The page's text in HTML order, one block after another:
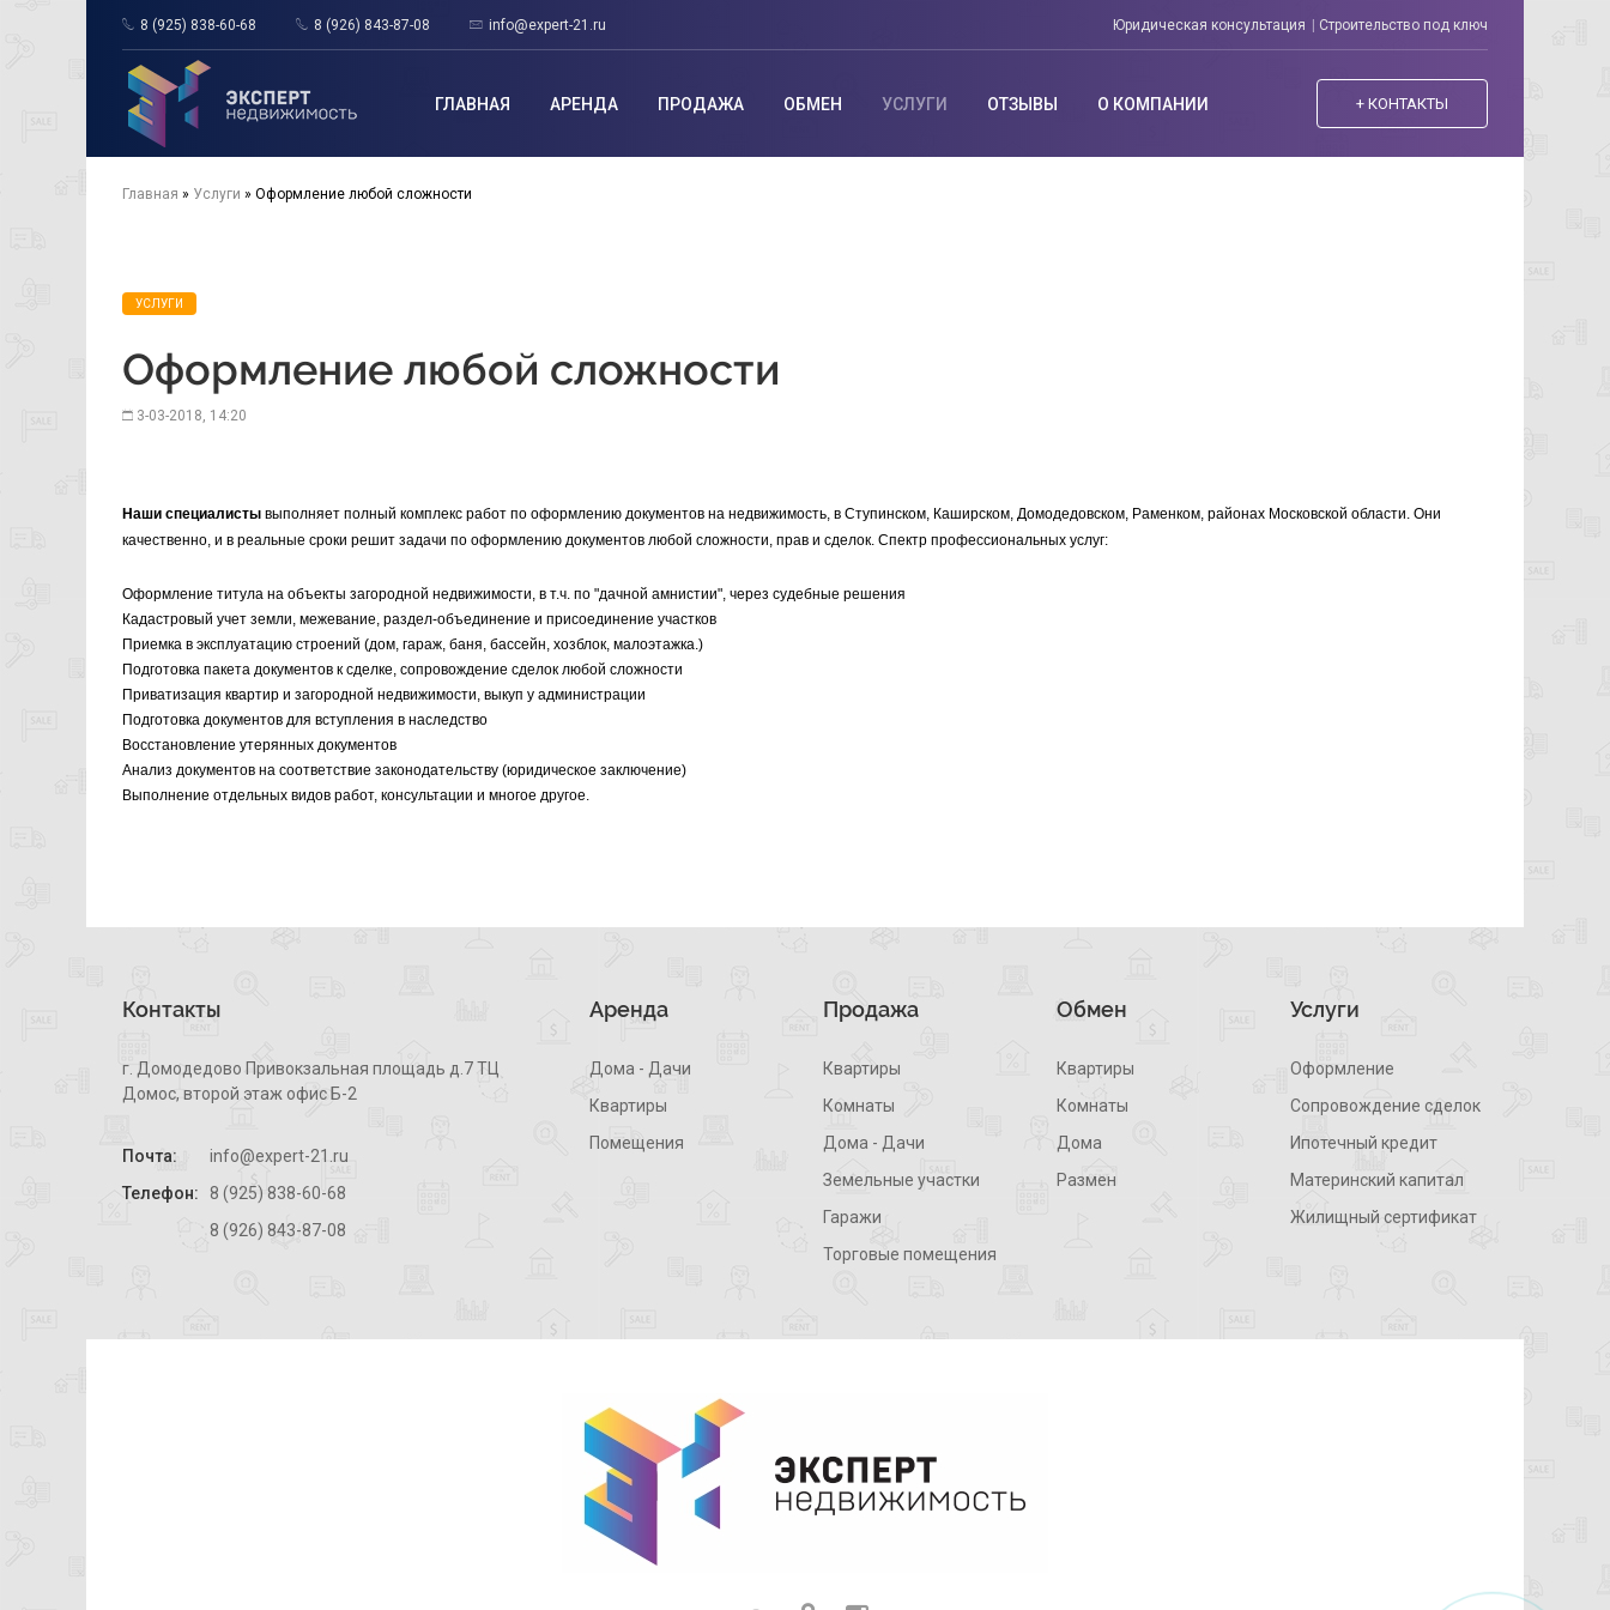
8 (925) 838-60-68 8 (926) 843-87-08 info@expert-21.ru Юридическая консультация Строительство под ключ
Эксперт
Недвижимость
ГЛАВНАЯ АРЕНДА ПРОДАЖА ОБМЕН УСЛУГИ ОТЗЫВЫ О КОМПАНИИ + КОНТАКТЫ
Главная » Услуги » Оформление любой сложности
УСЛУГИ
Оформление любой сложности
3-03-2018, 14:20
Наши специалисты выполняет полный комплекс работ по оформлению документов на недвижимость, в Ступинском, Каширском, Домодедовском, Раменком, районах Московской области. Они
качественно, и в реальные сроки решит задачи по оформлению документов любой сложности, прав и сделок. Спектр профессиональных услуг:
Оформление титула на объекты загородной недвижимости, в т.ч. по "дачной амнистии", через судебные решения
Кадастровый учет земли, межевание, раздел-объединение и присоединение участков
Приемка в эксплуатацию строений (дом, гараж, баня, бассейн, хозблок, малоэтажка.)
Подготовка пакета документов к сделке, сопровождение сделок любой сложности
Приватизация квартир и загородной недвижимости, выкуп у администрации
Подготовка документов для вступления в наследство
Восстановление утерянных документов
Анализ документов на соответствие законодательству (юридическое заключение)
Выполнение отдельных видов работ, консультации и многое другое.
Контакты
г. Домодедово Привокзальная площадь д.7 ТЦ
Домос, второй этаж офис Б-2
Почта:
info@expert-21.ru
Телефон:
8 (925) 838-60-68
8 (926) 843-87-08
Аренда
Дома - Дачи
Квартиры
Помещения
Продажа
Квартиры
Комнаты
Дома - Дачи
Земельные участки
Гаражи
Торговые помещения
Обмен
Квартиры
Комнаты
Дома
Размен
Услуги
Оформление
Сопровождение сделок
Ипотечный кредит
Материнский капитал
Жилищный сертификат